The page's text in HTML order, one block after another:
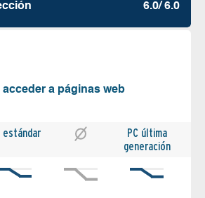
6.0/ 6.0
acceder a páginas web
estándar
PC última
generación